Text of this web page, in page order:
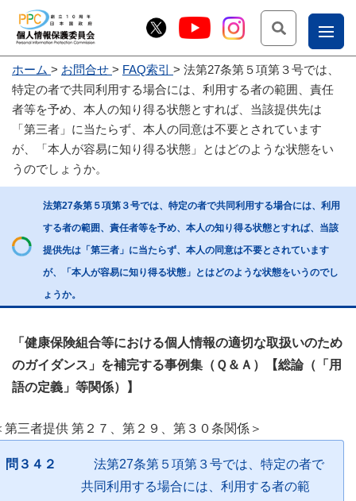
お
問
合
こー
じょ
ー部
ホーム お問合せ FAQ索引
法第27条第５項第３号では、
特定の者で共同利用する場合には、利用する者の範囲、責任
者等を予め、本人の知り得る状態とすれば、当該提供先は
「第三者」に当たらず、本人の同意は不要とされています
が、「本人が容易に知り得る状態」とはどのような状態をい
うのでしょうか。
法第27条第５項第３号では、特定の者で共同利用する場合には、利用
する者の範囲、責任者等を予め、本人の知り得る状態とすれば、当該
提供先は「第三者」に当たらず、本人の同意は不要とされています
が、「本人が容易に知り得る状態」とはどのような状態をいうのでし
ょうか。
「健康保険組合等における個人情報の適切な取扱いのため
のガイダンス」を補完する事例集（Ｑ＆Ａ）【総論（「用
語の定義」等関係）】
第三者提供 第２７、第２９、第３０条関係＞
問３４２
法第27条第５項第３号では、特定の者で
共同利用する場合には、利用する者の範